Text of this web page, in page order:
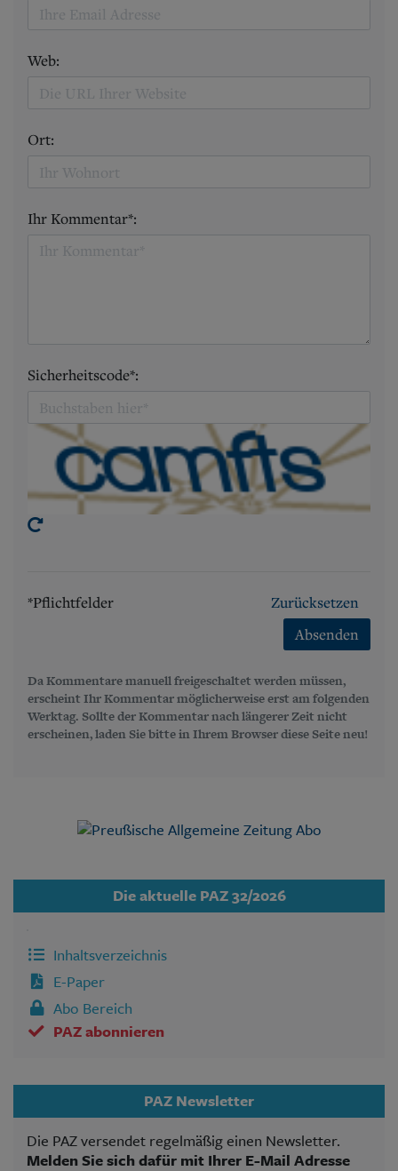
Web:
Ort:
Ihr Kommentar*:
Sicherheitscode*:
*Pflichtfelder
Zurücksetzen
Absenden
Da Kommentare manuell freigeschaltet werden müssen,
erscheint Ihr Kommentar möglicherweise erst am folgenden
Werktag. Sollte der Kommentar nach längerer Zeit nicht
erscheinen, laden Sie bitte in Ihrem Browser diese Seite neu!
Die aktuelle PAZ 32/2026
Inhaltsverzeichnis
E-Paper
Abo Bereich
PAZ abonnieren
PAZ Newsletter
Die PAZ versendet regelmäßig einen Newsletter.
Melden Sie sich dafür mit Ihrer E-Mail Adresse